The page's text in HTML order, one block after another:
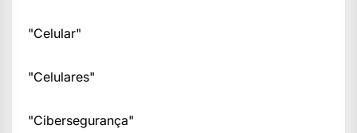
"Celular"
"Celulares"
"Cibersegurança"